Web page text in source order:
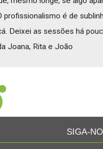
profissionalismo é de
Deixei as sessões há
Joana, Rita e João
SIGA-